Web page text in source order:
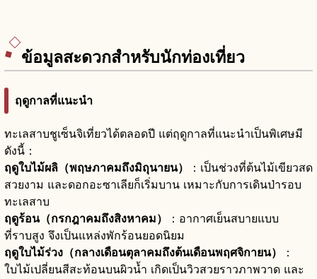
ข้อมูลสะดวกสำหรับนักท่องเที่ยว
ฤดูกาลที่แนะนำ
ทะเลสาบชูเซ็นจิเที่ยวได้ตลอดปี แต่ฤดูกาลที่แนะนำเป็นพิเศษมี
ดังนี้：
ฤดูใบไม้ผลิ（พฤษภาคมถึงมิถุนายน）
：เป็นช่วงที่ต้นไม้เขียวสด
สวยงาม และดอกอะซาเลียก็เริ่มบาน เหมาะกับการเดินป่ารอบ
ทะเลสาบ
ฤดูร้อน（กรกฎาคมถึงสิงหาคม）
：อากาศเย็นสบายแบบ
ที่ราบสูง จึงเป็นแหล่งพักร้อนยอดนิยม
ฤดูใบไม้ร่วง（กลางเดือนตุลาคมถึงต้นเดือนพฤศจิกายน）
：
ใบไม้เปลี่ยนสีสะท้อนบนผิวน้ำ เกิดเป็นวิวสวยราวภาพวาด และ